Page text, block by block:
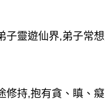
靈遊仙界,弟子常想
持,抱有貪、瞋、癡